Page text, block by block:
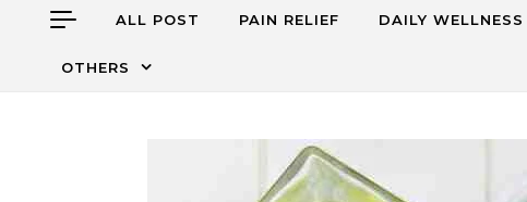
ALL POST PAIN RELIEF DAILY WELLNESS
OTHERS